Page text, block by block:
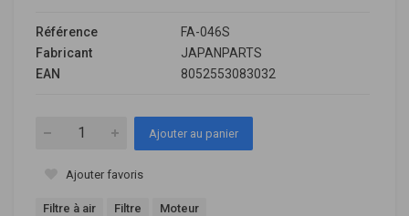
Référence
FA-046S
Fabricant
JAPANPARTS
EAN
8052553083032
Ajouter au panier
Ajouter favoris
Filtre à air Filtre Moteur